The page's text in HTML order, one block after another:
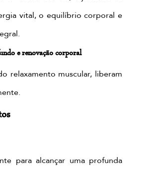
vital, o equilíbrio corporal e
e renovação corporal
relaxamento muscular, liberam
para alcançar uma profunda